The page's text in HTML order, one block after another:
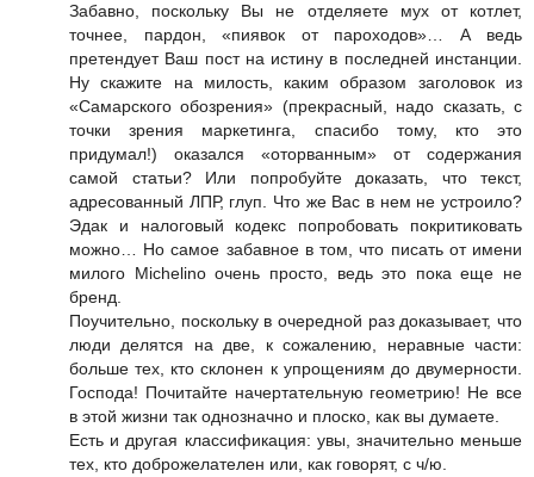
Забавно, поскольку Вы не отделяете мух от котлет,
точнее, пардон, «пиявок от пароходов»… А ведь
претендует Ваш пост на истину в последней инстанции.
Ну скажите на милость, каким образом заголовок из
«Самарского обозрения» (прекрасный, надо сказать, с
точки зрения маркетинга, спасибо тому, кто это
придумал!) оказался «оторванным» от содержания
самой статьи? Или попробуйте доказать, что текст,
адресованный ЛПР, глуп. Что же Вас в нем не устроило?
Эдак и налоговый кодекс попробовать покритиковать
можно… Но самое забавное в том, что писать от имени
милого Michelino очень просто, ведь это пока еще не
бренд.
Поучительно, поскольку в очередной раз доказывает, что
люди делятся на две, к сожалению, неравные части:
больше тех, кто склонен к упрощениям до двумерности.
Господа! Почитайте начертательную геометрию! Не все
в этой жизни так однозначно и плоско, как вы думаете.
Есть и другая классификация: увы, значительно меньше
тех, кто доброжелателен или, как говорят, с ч/ю.